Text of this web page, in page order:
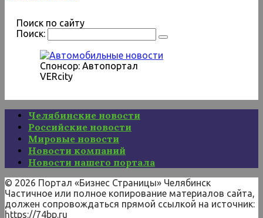
Поиск по сайту
Поиск:
Спонсор: Автопортал
VERcity
Челябинские новости
Российские новости
Мировые новости
Новости компаний
Новости нашего портала
© 2026 Портал «Бизнес Страницы» Челябинск
Частичное или полное копирование материалов сайта,
должен сопровождаться прямой ссылкой на источник:
https://74bp.ru